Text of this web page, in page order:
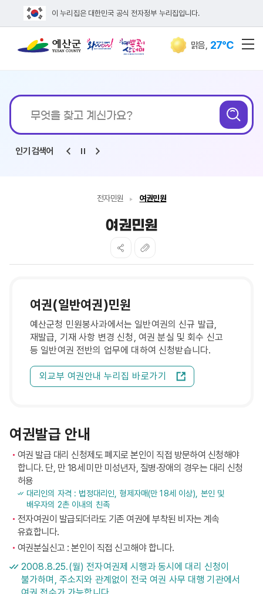
이 누리집은 대한민국 공식 전자정부 누리집입니다.
맑음, 27℃
통합검색
찾고
계신가요?
검
인기 검색어
전자민원 여권민원
여권민원
여권(일반여권)민원
예산군청 민원봉사과에서는 일반여권의 신규 발급,
재발급, 기재 사항 변경 신청, 여권 분실 및 회수 신고
등 일반여권 전반의 업무에 대하여 신청받습니다.
외교부 여권안내 누리집 바로가기
여권발급 안내
여권 발급 대리 신청제도 폐지로 본인이 직접 방문하여 신청해야
합니다. 단, 만 18세 미만 미성년자, 질병·장애의 경우는 대리 신청
허용
대리인의 자격 : 법정대리인, 형제자매(만 18세 이상), 본인 및
배우자의 2촌 이내의 친족
전자여권이 발급되더라도 기존 여권에 부착된 비자는 계속
유효합니다.
여권분실신고 : 본인이 직접 신고해야 합니다.
2008.8.25.(월) 전자여권제 시행과 동시에 대리 신청이
불가하며, 주소지와 관계없이 전국 여권 사무 대행 기관에서